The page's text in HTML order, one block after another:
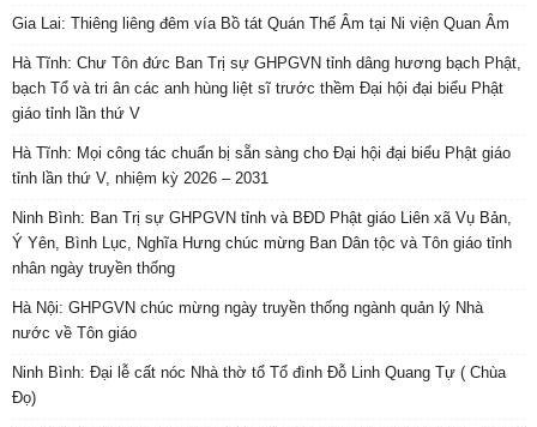
Gia Lai: Thiêng liêng đêm vía Bồ tát Quán Thế Âm tại Ni viện Quan Âm
Hà Tĩnh: Chư Tôn đức Ban Trị sự GHPGVN tỉnh dâng hương bạch Phật,
bạch Tổ và tri ân các anh hùng liệt sĩ trước thềm Đại hội đại biểu Phật
giáo tỉnh lần thứ V
Hà Tĩnh: Mọi công tác chuẩn bị sẵn sàng cho Đại hội đại biểu Phật giáo
tỉnh lần thứ V, nhiệm kỳ 2026 – 2031
Ninh Bình: Ban Trị sự GHPGVN tỉnh và BĐD Phật giáo Liên xã Vụ Bản,
Ý Yên, Bình Lục, Nghĩa Hưng chúc mừng Ban Dân tộc và Tôn giáo tỉnh
nhân ngày truyền thống
Hà Nội: GHPGVN chúc mừng ngày truyền thống ngành quản lý Nhà
nước về Tôn giáo
Ninh Bình: Đại lễ cất nóc Nhà thờ tổ Tổ đình Đỗ Linh Quang Tự ( Chùa
Đọ)